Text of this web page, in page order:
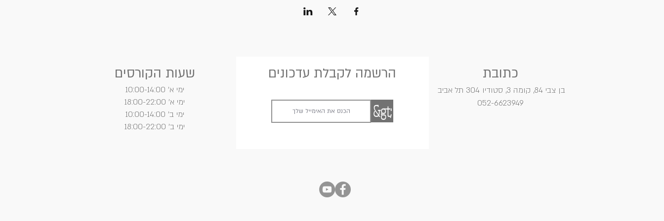
שעות הקורסים
ימי א' 10:00-14:00
ימי א' 18:00-22:00
ימי ב' 10:00-14:00
ימי ב' 18:00-22:00
הרשמה לקבלת עדכונים
&gt;
כתובת
בן צבי 84, קומה 3, סטודיו 304
תל אביב
052-6623949